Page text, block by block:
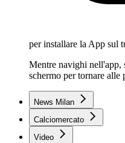
per installare la App sul
Mentre navighi nell'app,
schermo per tornare alle
News Milan
Calciomercato
Video